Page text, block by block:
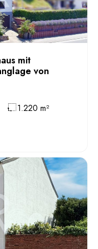
mit
von
1.220 m²